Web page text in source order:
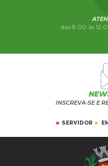
das 8:00 às
INSCREVA-SE E
SERVIDOR